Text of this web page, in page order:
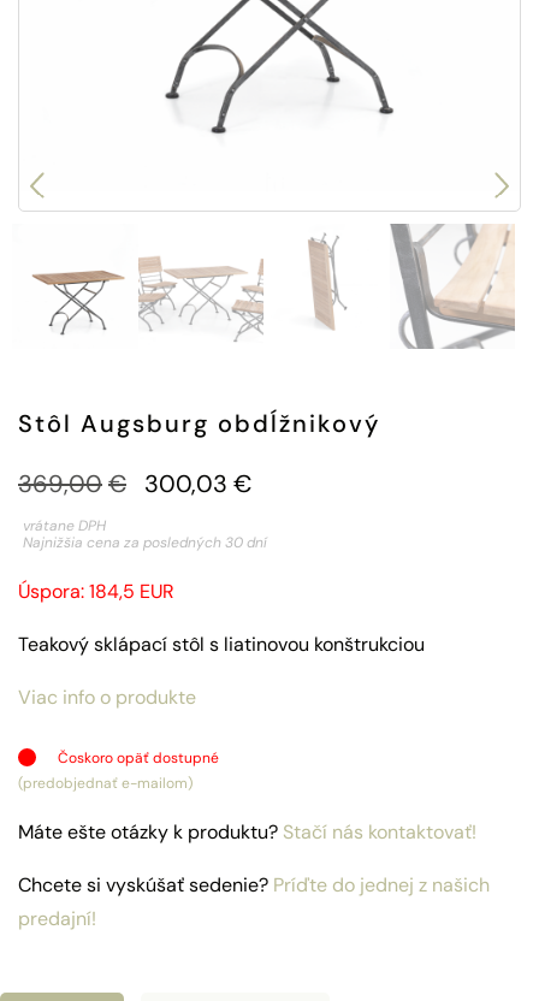
Stôl Augsburg obdĺžnikový
369,00€
Pôvodná
cena
369,00€.
300,03 €
Aktuálna
cena
300,03€.
vrátane DPH
Najnižšia cena za posledných 30 dní
Úspora: 184,5 EUR
Teakový sklápací stôl s liatinovou konštrukciou
Viac info o produkte
Čoskoro opäť dostupné
(predobjednať e-mailom)
Máte ešte otázky k produktu? Stačí nás kontaktovať!
Chcete si vyskúšať sedenie? Príďte do jednej z našich
predajní!